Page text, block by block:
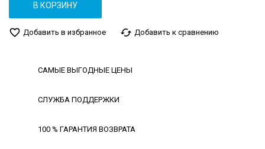
В КОРЗИНУ
favorite_border Добавить в избранное cached Добавить к сравнению
САМЫЕ ВЫГОДНЫЕ ЦЕНЫ
СЛУЖБА ПОДДЕРЖКИ
100 % ГАРАНТИЯ ВОЗВРАТА